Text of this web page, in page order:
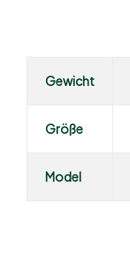
Gewicht
Größe
Model